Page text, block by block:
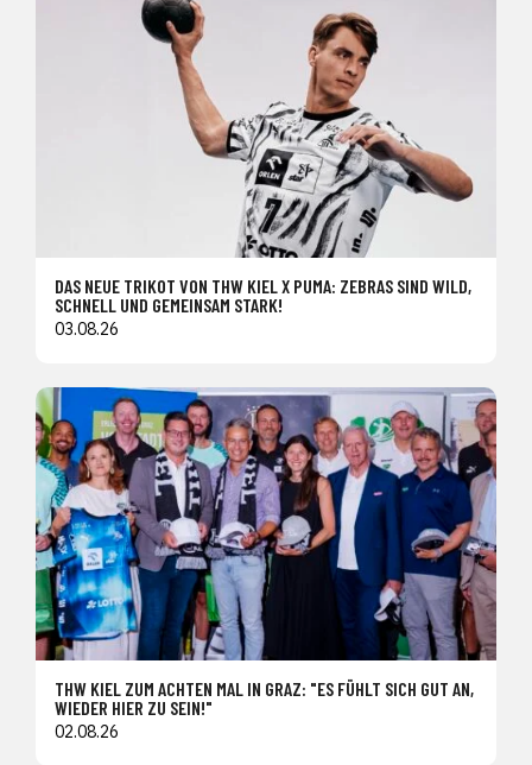
DAS NEUE TRIKOT VON THW KIEL X PUMA: ZEBRAS SIND WILD,
SCHNELL UND GEMEINSAM STARK!
03.08.26
THW KIEL ZUM ACHTEN MAL IN GRAZ: "ES FÜHLT SICH GUT AN,
WIEDER HIER ZU SEIN!"
02.08.26